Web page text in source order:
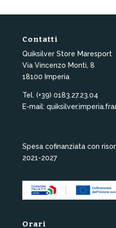
Contatti
Quiksilver Store Maresport
Via Vincenzo Monti, 8
18100 Imperia
Tel. (+39) 0183.27.23.04
E-mail:
Spesa cofinanziata con
2021-2027
Orari